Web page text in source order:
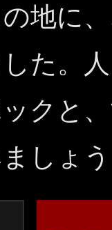
地に
た。
クと
しょ